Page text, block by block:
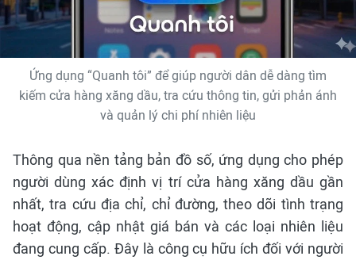
Ứng dụng “Quanh tôi” để giúp người dân dễ dàng tìm
kiếm cửa hàng xăng dầu, tra cứu thông tin, gửi phản ánh
và quản lý chi phí nhiên liệu
Thông qua nền tảng bản đồ số, ứng dụng cho phép
người dùng xác định vị trí cửa hàng xăng dầu gần
nhất, tra cứu địa chỉ, chỉ đường, theo dõi tình trạng
hoạt động, cập nhật giá bán và các loại nhiên liệu
đang cung cấp. Đây là công cụ hữu ích đối với người